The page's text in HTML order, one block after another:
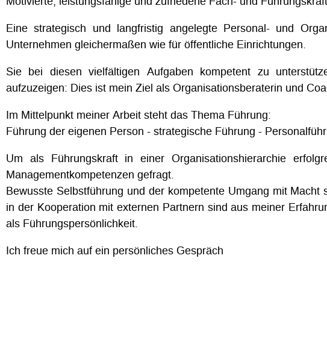
Eine strategisch und langfristig angelegte Personal- und
Unternehmen gleichermaßen wie für öffentliche Einrichtungen.
Sie bei diesen vielfältigen Aufgaben kompetent zu
aufzuzeigen: Dies ist mein Ziel als Organisationsberaterin und
Im Mittelpunkt meiner Arbeit steht das Thema Führung:
Führung der eigenen Person - strategische Führung -
Um als Führungskraft in einer Organisationshierarchie
Managementkompetenzen gefragt.
Bewusste Selbstführung und der kompetente Umgang mit
in der Kooperation mit externen Partnern sind aus meiner
als Führungspersönlichkeit.
Ich freue mich auf ein persönliches Gespräch